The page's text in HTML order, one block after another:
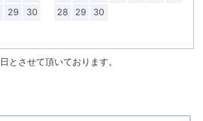
29
30
28
29 30
とさせて頂いております。